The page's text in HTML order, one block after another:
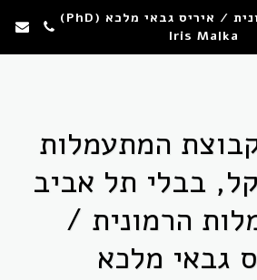
התעמלות הרמונית / איריס גבאי מלכא (PhD)
Iris Malka
המתעמלות
בבלי תל אביב
הרמונית /
גבאי מלכא